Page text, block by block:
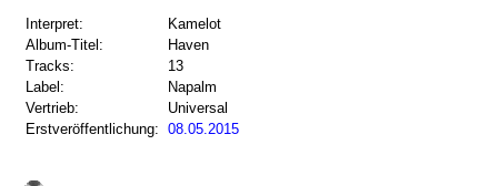
Interpret:
Kamelot
Album-Titel:
Haven
Tracks:
13
Label:
Napalm
Vertrieb:
Universal
Erstveröffentlichung: 08.05.2015